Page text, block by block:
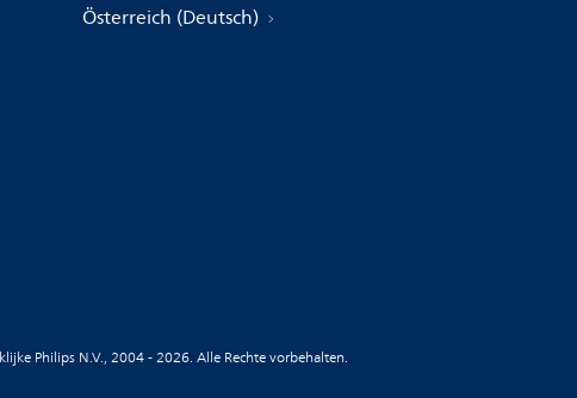
Österreich (Deutsch)
Philips N.V., 2004 - 2026. Alle Rechte vorbehalten.